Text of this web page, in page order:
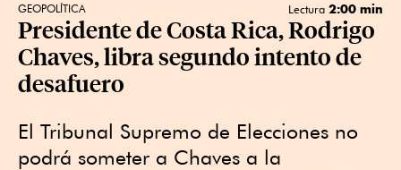
GEOPOLÍTICA Lectura 2:00 min
Presidente de Costa Rica, Rodrigo
Chaves, libra segundo intento de
desafuero
El Tribunal Supremo de Elecciones no
podrá someter a Chaves a la